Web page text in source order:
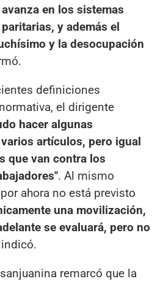
en los sistemas
y además el
y la desocupación
definiciones
el dirigente
hacer algunas
artículos, pero igual
que van contra los
. Al mismo
ahora no está previsto
una movilización,
se evaluará, pero no
indicó.
remarcó que la